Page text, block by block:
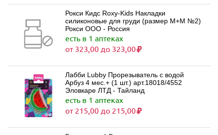
Рокси Кидс Roxy-Kids Накладки
силиконовые для груди (размер M+М №2)
Рокси ООО - Россия
есть в 1 аптеках
от 323,00 до 323,00
Лабби Lubby Прорезыватель с водой
Арбуз 4 мес.+ (1 шт.) арт.18018/4552
Эловкаре ЛТД - Тайланд
есть в 1 аптеках
от 215,00 до 215,00